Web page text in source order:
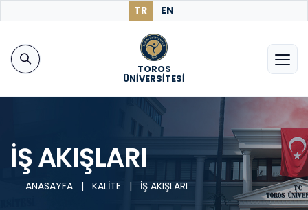
TR EN
TOROS
ÜNİVERSİTESİ
İŞ AKIŞLARI
ANASAYFA | KALİTE | İŞ AKIŞLARI